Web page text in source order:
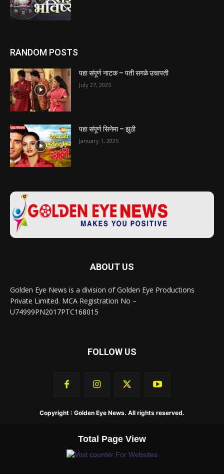
RANDOM POSTS
पहा संपूर्ण नाटक – पती सगळे उचापती
July 27, 2025
पहा संपूर्ण सिनेमा – झुठी
January 1, 2025
ABOUT US
Golden Eye News is a division of Golden Eye Productions
Private Limited. MCA Registration No –
U74999PN2017PTC168015
FOLLOW US
Copyright : Golden Eye News. All rights reserved.
Total Page View